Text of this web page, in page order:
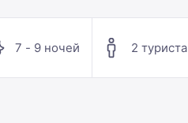
7 - 9 ночей 2 туриста